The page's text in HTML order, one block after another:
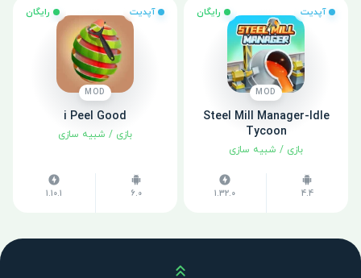
آپدیت رایگان
MOD
Steel Mill Manager-Idle
Tycoon
بازی / شبیه سازی
4.4
1.32.0
آپدیت رایگان
MOD
i Peel Good
بازی / شبیه سازی
6.0
1.10.1
بالا